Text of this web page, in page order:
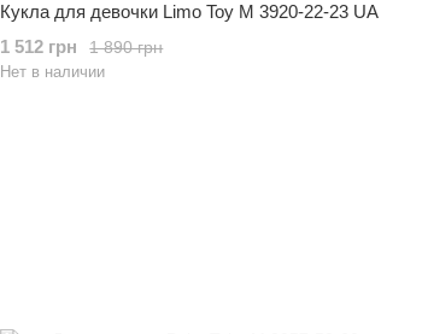
Кукла для девочки Limo Toy M 3920-22-23 UA
1 890 грн
1 512 грн
Нет в наличии